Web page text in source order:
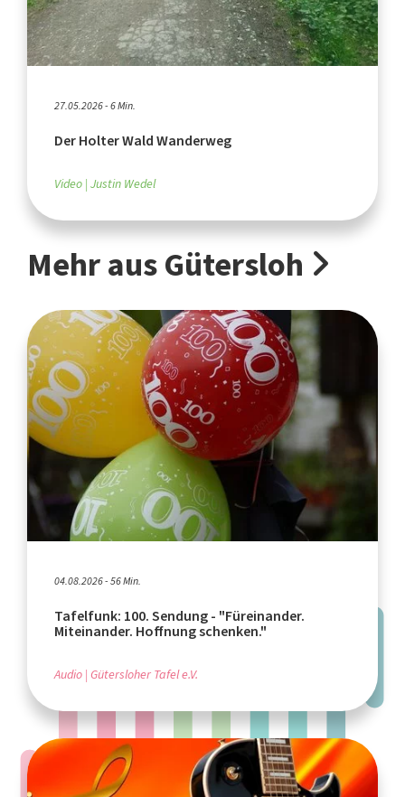
27.05.2026 - 6 Min.
Der Holter Wald Wanderweg
Video Justin Wedel
Mehr aus Gütersloh
04.08.2026 - 56 Min.
Tafelfunk: 100. Sendung - "Füreinander.
Miteinander. Hoffnung schenken."
Audio Gütersloher Tafel e.V.